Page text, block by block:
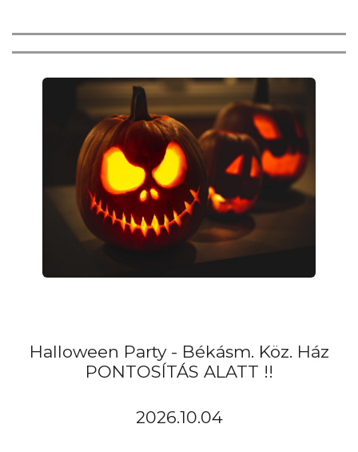
Halloween Party - Békásm. Köz. Ház
PONTOSÍTÁS ALATT !!
2026.10.04